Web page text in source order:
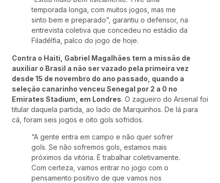
temporada longa, com muitos jogos, mas me
sinto bem e preparado”, garantiu o defensor, na
entrevista coletiva que concedeu no estádio da
Filadélfia, palco do jogo de hoje.
Contra o Haiti, Gabriel Magalhães tem a missão de
auxiliar o Brasil a não ser vazado pela primeira vez
desde 15 de novembro do ano passado, quando a
seleção canarinho venceu Senegal por 2 a 0 no
Emirates Stadium, em Londres. O zagueiro do Arsenal foi
titular daquela partida, ao lado de Marquinhos. De lá para
cá, foram seis jogos e oito gols sofridos.
“A gente entra em campo e não quer sofrer
gols. Se não sofremos gols, estamos mais
próximos da vitória. É trabalhar coletivamente.
Com certeza, vamos entrar no jogo com o
pensamento positivo de que vamos nos